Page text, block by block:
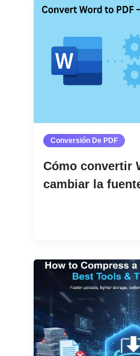
Conversión De PDF
Cómo convertir
cambiar la